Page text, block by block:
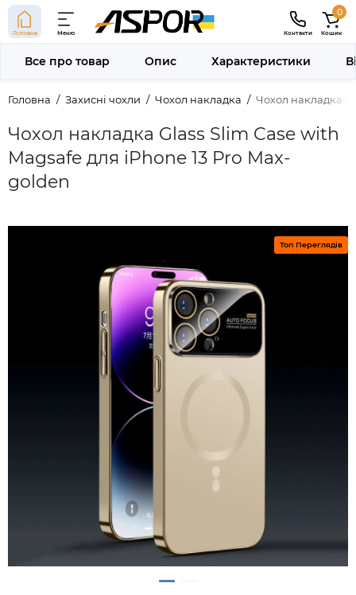
Головна Меню Контакти
0
Кошик
Головна Захисні чохли Чохол накладка Чохол накладка
Чохол накладка Glass Slim Case with
Magsafe для iPhone 13 Pro Max-
golden
Все про товар Опис Характеристики
Топ Переглядів